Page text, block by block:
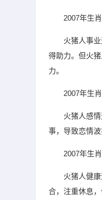
2007年生
火猪人事
得助力。但火
力。
2007年生
火猪人感
事，导致恋情
2007年生
火猪人健
合，注重休息